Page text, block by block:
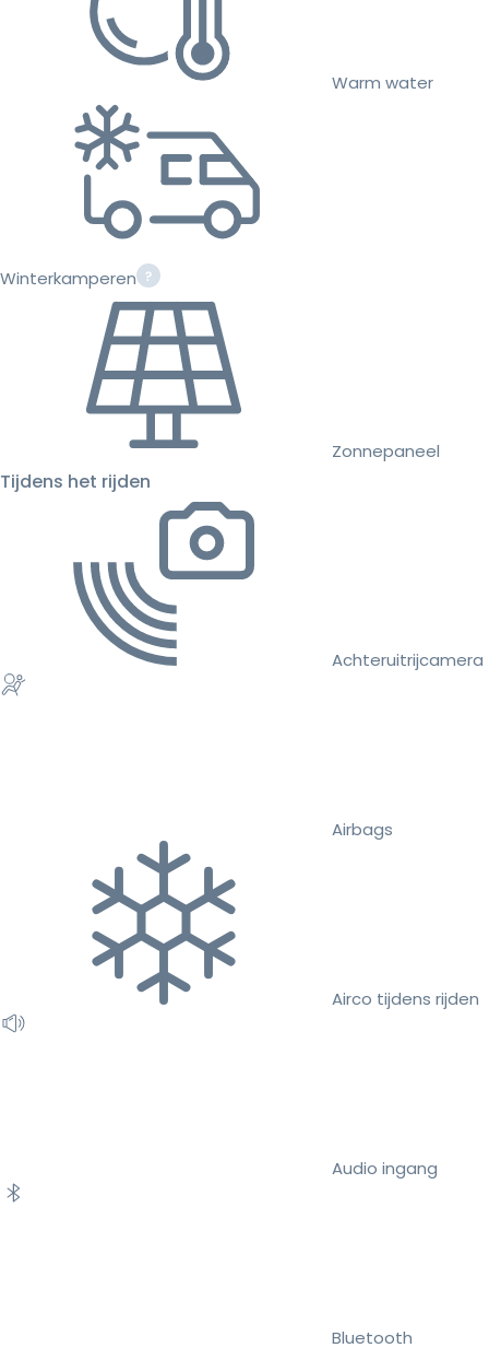
Warm water
Winterkamperen
Zonnepaneel
Tijdens het rijden
Achteruitrijcamera
Airbags
Airco tijdens rijden
Audio ingang
Bluetooth